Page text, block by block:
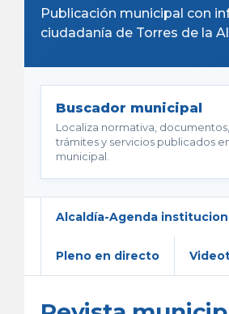
Publicación municipal con
ciudadanía de Torres de la
Buscador municipal
Localiza normativa,
trámites y servicios publicados
municipal.
Alcaldía-Agenda
Pleno en directo